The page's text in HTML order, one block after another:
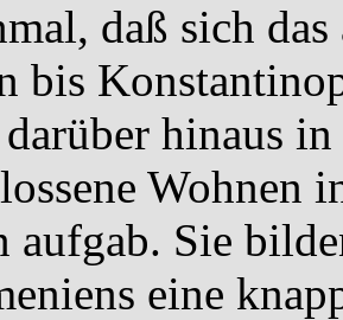
daß sich
bis
hinaus
Wohnen
aufgab. Sie
eine